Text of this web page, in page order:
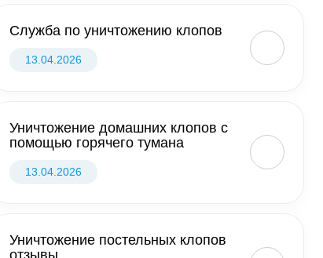
Служба по уничтожению клопов
13.04.2026
Уничтожение домашних клопов с
помощью горячего тумана
13.04.2026
Уничтожение постельных клопов
отзывы